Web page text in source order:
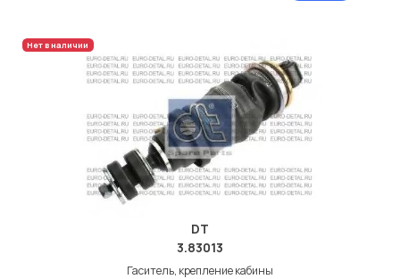
Нет в наличии
DT
3.83013
Гаситель, крепление кабины